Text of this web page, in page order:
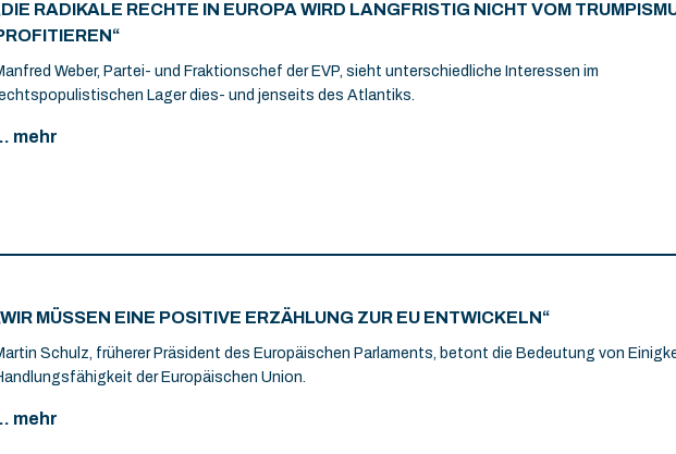
RADIKALE RECHTE IN EUROPA WIRD LANGFRISTIG NICHT VOM
Weber, Partei- und Fraktionschef der EVP, sieht unterschiedliche Interessen im
Lager dies- und jenseits des Atlantiks.
mehr
MÜSSEN EINE POSITIVE ERZÄHLUNG ZUR EU ENTWICKELN“
Schulz, früherer Präsident des Europäischen Parlaments, betont die Bedeutung von
der Europäischen Union.
mehr